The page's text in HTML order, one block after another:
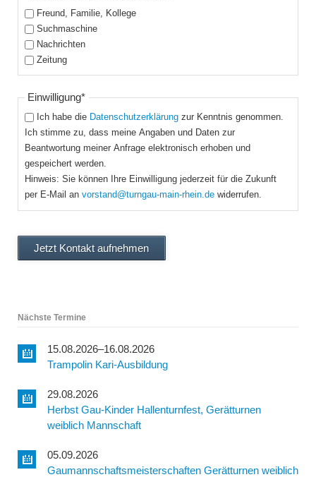
Freund, Familie, Kollege
Suchmaschine
Nachrichten
Zeitung
Pflichtfeld
Einwilligung*
Ich habe die Datenschutzerklärung zur Kenntnis genommen.
Ich stimme zu, dass meine Angaben und Daten zur
Beantwortung meiner Anfrage elektronisch erhoben und
gespeichert werden.
Hinweis: Sie können Ihre Einwilligung jederzeit für die Zukunft
per E-Mail anvorstand@turngau-main-rhein.de widerrufen.
Jetzt Kontakt aufnehmen
Nächste Termine
15.08.2026–16.08.2026
Trampolin Kari-Ausbildung
29.08.2026
Herbst Gau-Kinder Hallenturnfest, Gerätturnen
weiblich Mannschaft
05.09.2026
Gaumannschaftsmeisterschaften Gerätturnen weiblich